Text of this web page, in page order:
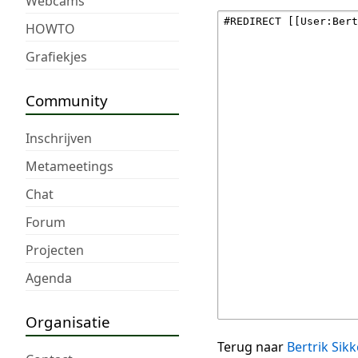
HOWTO
Grafiekjes
Community
Inschrijven
Metameetings
Chat
Forum
Projecten
Agenda
Organisatie
Terug naar Bertrik